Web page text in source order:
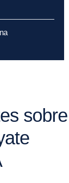
sobre